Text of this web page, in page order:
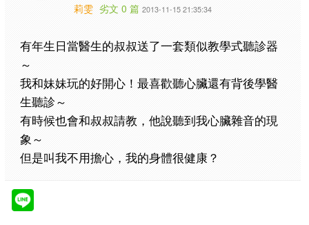
莉雯 劣文 0 篇 2013-11-15 21:35:34
有年生日當醫生的叔叔送了一套類似教學式聽診器
～
我和妹妹玩的好開心！最喜歡聽心臟還有背後學醫
生聽診～
有時候也會和叔叔請教，他說聽到我心臟雜音的現
象～
但是叫我不用擔心，我的身體很健康？